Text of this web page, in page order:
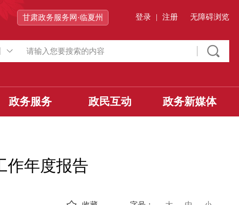
甘肃政务服务网·临夏州 登录 | 注册 无障碍浏览
政务服务 政民互动 政务新媒体
作年度报告